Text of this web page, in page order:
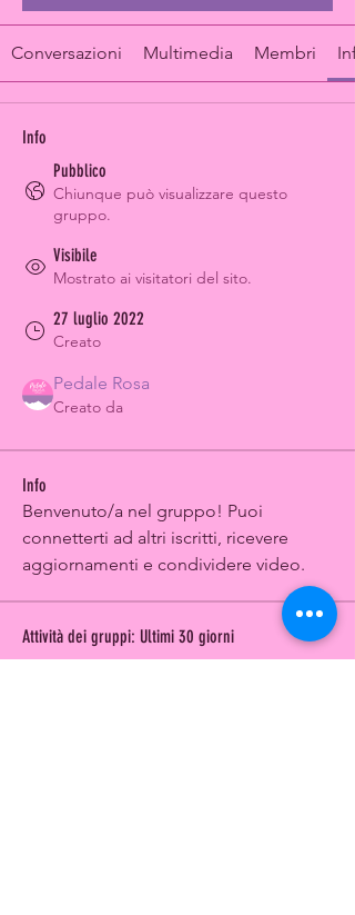
Conversazioni Multimedia Membri
Info
Pubblico
Chiunque può visualizzare questo
gruppo.
Visibile
Mostrato ai visitatori del sito.
27 luglio 2022
Creato
Pedale Rosa
Creato da
Info
Benvenuto/a nel gruppo! Puoi
connetterti ad altri iscritti, ricevere
aggiornamenti e condividere video.
Attività dei gruppi: Ultimi 30 giorni